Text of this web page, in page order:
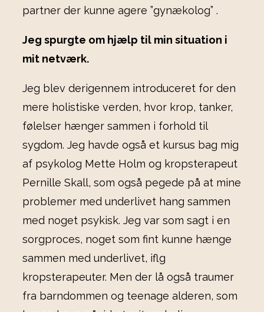
partner der kunne agere ”gynækolog” .
Jeg spurgte om hjælp til min situation i
mit netværk.
Jeg blev derigennem introduceret for den
mere holistiske verden, hvor krop, tanker,
følelser hænger sammen i forhold til
sygdom. Jeg havde også et kursus bag mig
af psykolog Mette Holm og kropsterapeut
Pernille Skall, som også pegede på at mine
problemer med underlivet hang sammen
med noget psykisk. Jeg var som sagt i en
sorgproces, noget som fint kunne hænge
sammen med underlivet, iflg
kropsterapeuter. Men der lå også traumer
fra barndommen og teenage alderen, som